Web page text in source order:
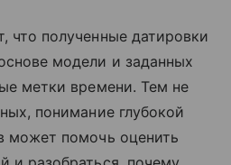
что полученные датировки
модели и заданных
метки времени. Тем не
понимание глубокой
может помочь оценить